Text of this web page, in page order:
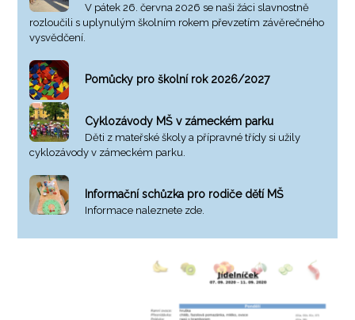
V pátek 26. června 2026 se naši žáci slavnostně
rozloučili s uplynulým školním rokem převzetím závěrečného
vysvědčení.
Pomůcky pro školní rok 2026/2027
Cyklozávody MŠ v zámeckém parku
Děti z mateřské školy a přípravné třídy si užily
cyklozávody v zámeckém parku.
Informační schůzka pro rodiče dětí MŠ
Informace naleznete zde.